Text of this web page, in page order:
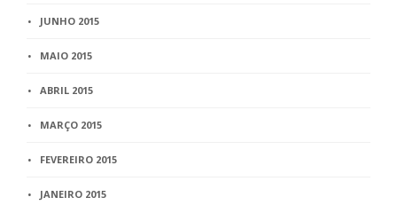
JUNHO 2015
MAIO 2015
ABRIL 2015
MARÇO 2015
FEVEREIRO 2015
JANEIRO 2015